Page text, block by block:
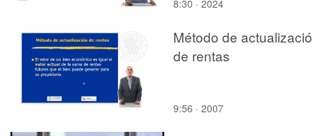
8:30 · 2024
Método de
de rentas
9:56 · 2007